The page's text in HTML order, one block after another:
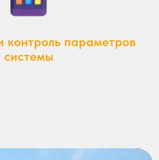
контроль параметров
системы